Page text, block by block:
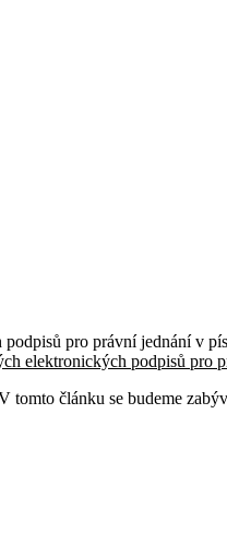
pro právní jednání v
elektronických podpisů pro
článku se budeme